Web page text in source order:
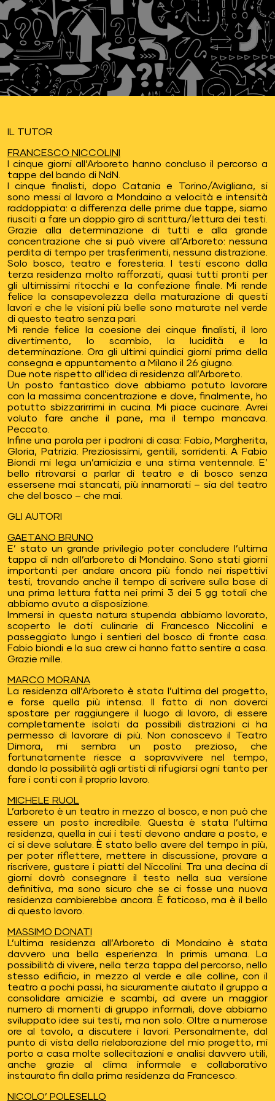
IL TUTOR
FRANCESCO NICCOLINI
I cinque giorni all’Arboreto hanno concluso il percorso a
tappe del bando di NdN.
I cinque finalisti, dopo Catania e Torino/Avigliana, si
sono messi al lavoro a Mondaino a velocità e intensità
raddoppiata: a differenza delle prime due tappe, siamo
riusciti a fare un doppio giro di scrittura/lettura dei testi.
Grazie alla determinazione di tutti e alla grande
concentrazione che si può vivere all’Arboreto: nessuna
perdita di tempo per trasferimenti, nessuna distrazione.
Solo bosco, teatro e foresteria. I testi escono dalla
terza residenza molto rafforzati, quasi tutti pronti per
gli ultimissimi ritocchi e la confezione finale. Mi rende
felice la consapevolezza della maturazione di questi
lavori e che le visioni più belle sono maturate nel verde
di questo teatro senza pari.
Mi rende felice la coesione dei cinque finalisti, il loro
divertimento, lo scambio, la lucidità e la
determinazione. Ora gli ultimi quindici giorni prima della
consegna e appuntamento a Milano il 26 giugno.
Due note rispetto all’idea di residenza all’Arboreto.
Un posto fantastico dove abbiamo potuto lavorare
con la massima concentrazione e dove, finalmente, ho
potutto sbizzarirrimi in cucina. Mi piace cucinare. Avrei
voluto fare anche il pane, ma il tempo mancava.
Peccato.
Infine una parola per i padroni di casa: Fabio, Margherita,
Gloria, Patrizia. Preziosissimi, gentili, sorridenti. A Fabio
Biondi mi lega un’amicizia e una stima ventennale. E’
bello ritrovarsi a parlar di teatro e di bosco senza
essersene mai stancati, più innamorati – sia del teatro
che del bosco – che mai.
GLI AUTORI
GAETANO BRUNO
E’ stato un grande privilegio poter concludere l’ultima
tappa di ndn all’arboreto di Mondaino. Sono stati giorni
importanti per andare ancora più fondo nei rispettivi
testi, trovando anche il tempo di scrivere sulla base di
una prima lettura fatta nei primi 3 dei 5 gg totali che
abbiamo avuto a disposizione.
Immersi in questa natura stupenda abbiamo lavorato,
scoperto le doti culinarie di Francesco Niccolini e
passeggiato lungo i sentieri del bosco di fronte casa.
Fabio biondi e la sua crew ci hanno fatto sentire a casa.
Grazie mille.
MARCO MORANA
La residenza all’Arboreto è stata l’ultima del progetto,
e forse quella più intensa. Il fatto di non doverci
spostare per raggiungere il luogo di lavoro, di essere
completamente isolati da possibili distrazioni ci ha
permesso di lavorare di più. Non conoscevo il Teatro
Dimora, mi sembra un posto prezioso, che
fortunatamente riesce a sopravvivere nel tempo,
dando la possibilità agli artisti di rifugiarsi ogni tanto per
fare i conti con il proprio lavoro.
MICHELE RUOL
L’arboreto è un teatro in mezzo al bosco, e non può che
essere un posto incredibile. Questa è stata l’ultima
residenza, quella in cui i testi devono andare a posto, e
ci si deve salutare. È stato bello avere del tempo in più,
per poter riflettere, mettere in discussione, provare a
riscrivere, gustare i piatti del Niccolini. Tra una decina di
giorni dovrò consegnare il testo nella sua versione
definitiva, ma sono sicuro che se ci fosse una nuova
residenza cambierebbe ancora. È faticoso, ma è il bello
di questo lavoro.
MASSIMO DONATI
L’ultima residenza all’Arboreto di Mondaino è stata
davvero una bella esperienza. In primis umana. La
possibilità di vivere, nella terza tappa del percorso, nello
stesso edificio, in mezzo al verde e alle colline, con il
teatro a pochi passi, ha sicuramente aiutato il gruppo a
consolidare amicizie e scambi, ad avere un maggior
numero di momenti di gruppo informali, dove abbiamo
sviluppato idee sui testi, ma non solo. Oltre a numerose
ore al tavolo, a discutere i lavori. Personalmente, dal
punto di vista della rielaborazione del mio progetto, mi
porto a casa molte sollecitazioni e analisi davvero utili,
anche grazie al clima informale e collaborativo
instaurato fin dalla prima residenza da Francesco.
NICOLO’ POLESELLO